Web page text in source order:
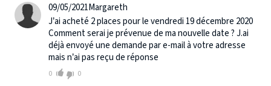
09/05/2021Margareth
J’ai acheté 2 places pour le vendredi 19 décembre 2020
Comment serai je prévenue de ma nouvelle date ? J.ai
déjà envoyé une demande par e-mail à votre adresse
mais n’ai pas reçu de réponse
0 0